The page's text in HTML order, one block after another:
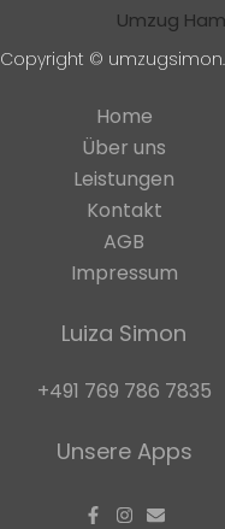
Copyright ©
Home
Über uns
Leistungen
Kontakt
AGB
Impressum
Luiza Simon
+491 769 786 7835
Unsere Apps